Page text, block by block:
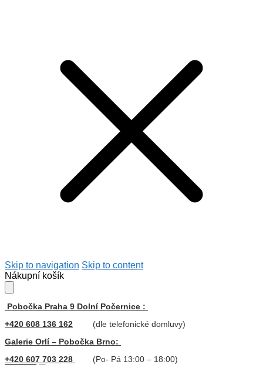
Skip to navigation Skip to content
Nákupní košík
Pobočka Praha 9 Dolní Počernice :
+420 608 136 162
(dle telefonické domluvy)
Galerie Orlí – Pobočka Brno:
+420 607 703 228
(Po- Pá 13:00 – 18:00)